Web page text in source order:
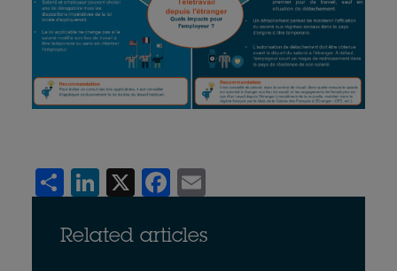
Share LinkedIn Facebook
Related articles